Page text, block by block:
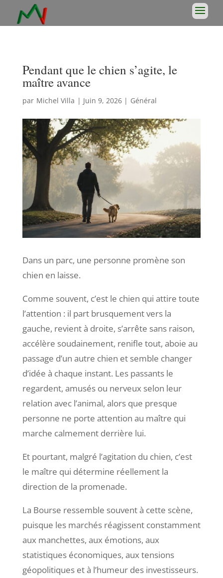
Pendant que le chien s’agite, le
maître avance
par Michel Villa | Juin 9, 2026| Général
Dans un parc, une personne promène son
chien en laisse.
Comme souvent, c’est le chien qui attire toute
l’attention : il part brusquement vers la
gauche, revient à droite, s’arrête sans raison,
accélère soudainement, renifle tout, aboie au
passage d’un autre chien et semble changer
d’idée à chaque instant. Les passants le
regardent, amusés ou nerveux selon leur
relation avec l’animal, alors que presque
personne ne porte attention au maître qui
marche calmement derrière lui.
Et pourtant, malgré l’agitation du chien, c’est
le maître qui détermine réellement la
direction de la promenade.
La Bourse ressemble souvent à cette scène,
puisque les marchés réagissent constamment
aux manchettes, aux émotions, aux
statistiques économiques, aux tensions
géopolitiques et à l’humeur des investisseurs.